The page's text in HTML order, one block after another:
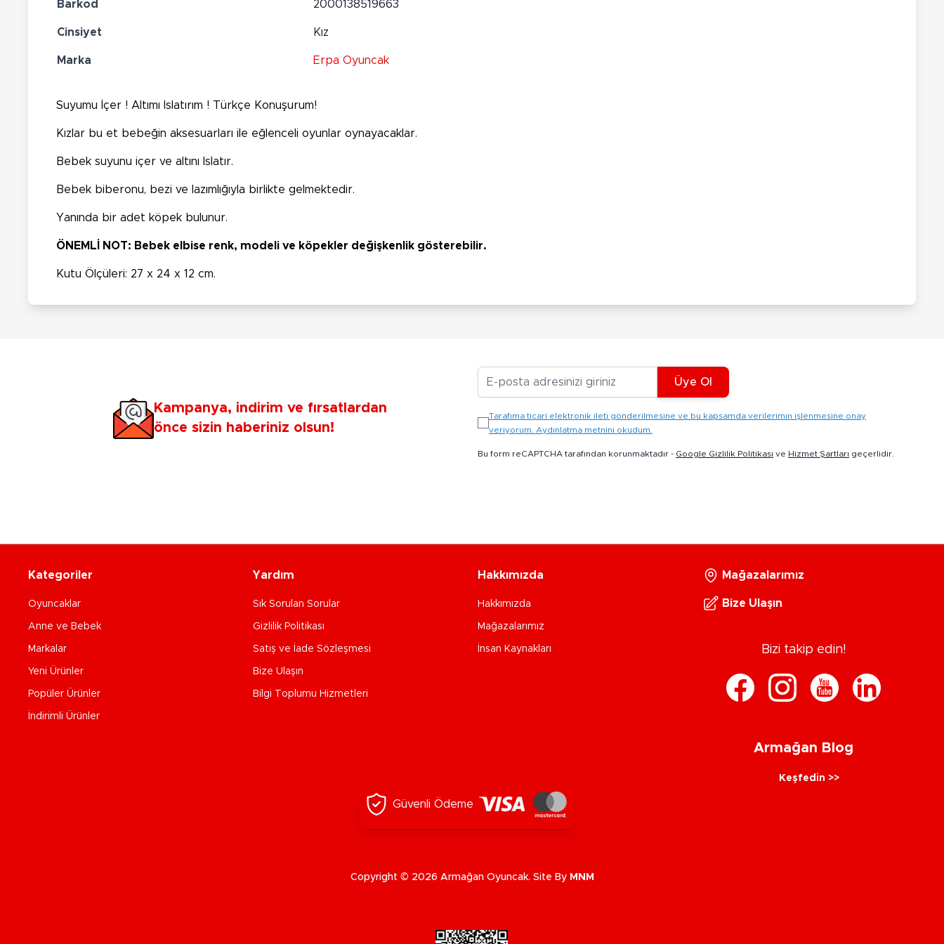
Barkod 2000138519663
Cinsiyet Kız
Marka Erpa Oyuncak
Suyumu İçer ! Altımı Islatırım ! Türkçe Konuşurum!
Kızlar bu et bebeğin aksesuarları ile eğlenceli oyunlar oynayacaklar.
Bebek suyunu içer ve altını Islatır.
Bebek biberonu, bezi ve lazımlığıyla birlikte gelmektedir.
Yanında bir adet köpek bulunur.
ÖNEMLİ NOT: Bebek elbise renk, modeli ve köpekler değişkenlik gösterebilir.
Kutu Ölçüleri: 27 x 24 x 12 cm.
Kampanya, indirim ve fırsatlardan
önce sizin haberiniz olsun!
Üye Ol
Tarafıma ticari elektronik ileti gönderilmesine ve bu kapsamda verilerimin işlenmesine onay
veriyorum. Aydınlatma metnini okudum.
Bu form reCAPTCHA tarafından korunmaktadır - Google Gizlilik Politikası ve Hizmet Şartları geçerlidir.
Kategoriler
Oyuncaklar
Anne ve Bebek
Markalar
Yeni Ürünler
Popüler Ürünler
İndirimli Ürünler
Yardım
Sık Sorulan Sorular
Gizlilik Politikası
Satış ve İade Sözleşmesi
Bize Ulaşın
Bilgi Toplumu Hizmetleri
Hakkımızda
Hakkımızda
Mağazalarımız
İnsan Kaynakları
Mağazalarımız
Bize Ulaşın
Bizi takip edin!
Armağan Blog
Keşfedin >>
Güvenli Ödeme
Copyright © 2026 Armağan Oyuncak. Site By MNM